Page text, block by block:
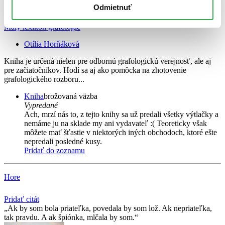
Odmietnuť
Malý lexikón grafológie
Otília Horňáková
Kniha je určená nielen pre odbornú grafologickú verejnosť, ale aj
pre začiatočníkov. Hodí sa aj ako pomôcka na zhotovenie
grafologického rozboru...
Knihabrožovaná väzba
Vypredané
Ach, mrzí nás to, z tejto knihy sa už predali všetky výtlačky a
nemáme ju na sklade my ani vydavateľ :( Teoreticky však
môžete mať šťastie v niektorých iných obchodoch, ktoré ešte
nepredali posledné kusy.
Pridať do zoznamu
Hore
Pridať citát
Ak by som bola priateľka, povedala by som lož. Ak nepriateľka,
tak pravdu. A ak špiónka, mlčala by som.